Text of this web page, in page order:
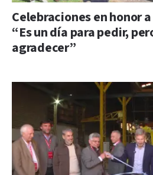
Celebraciones en honor
“Es un día para pedir,
agradecer”